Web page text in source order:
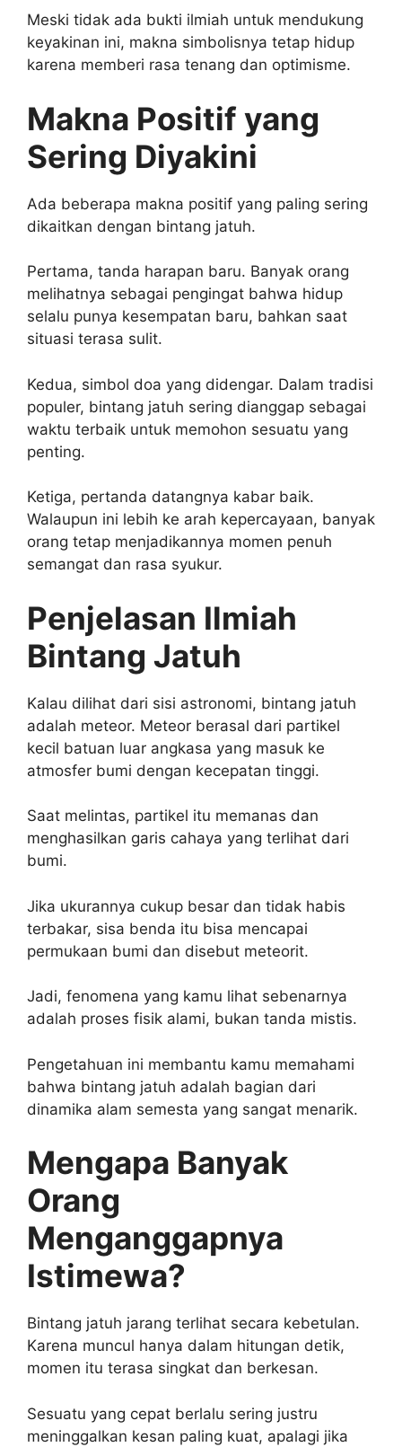
Meski tidak ada bukti ilmiah untuk mendukung
keyakinan ini, makna simbolisnya tetap hidup
karena memberi rasa tenang dan optimisme.
Makna Positif yang
Sering Diyakini
Ada beberapa makna positif yang paling sering
dikaitkan dengan bintang jatuh.
Pertama, tanda harapan baru. Banyak orang
melihatnya sebagai pengingat bahwa hidup
selalu punya kesempatan baru, bahkan saat
situasi terasa sulit.
Kedua, simbol doa yang didengar. Dalam tradisi
populer, bintang jatuh sering dianggap sebagai
waktu terbaik untuk memohon sesuatu yang
penting.
Ketiga, pertanda datangnya kabar baik.
Walaupun ini lebih ke arah kepercayaan, banyak
orang tetap menjadikannya momen penuh
semangat dan rasa syukur.
Penjelasan Ilmiah
Bintang Jatuh
Kalau dilihat dari sisi astronomi, bintang jatuh
adalah meteor. Meteor berasal dari partikel
kecil batuan luar angkasa yang masuk ke
atmosfer bumi dengan kecepatan tinggi.
Saat melintas, partikel itu memanas dan
menghasilkan garis cahaya yang terlihat dari
bumi.
Jika ukurannya cukup besar dan tidak habis
terbakar, sisa benda itu bisa mencapai
permukaan bumi dan disebut meteorit.
Jadi, fenomena yang kamu lihat sebenarnya
adalah proses fisik alami, bukan tanda mistis.
Pengetahuan ini membantu kamu memahami
bahwa bintang jatuh adalah bagian dari
dinamika alam semesta yang sangat menarik.
Mengapa Banyak
Orang
Menganggapnya
Istimewa?
Bintang jatuh jarang terlihat secara kebetulan.
Karena muncul hanya dalam hitungan detik,
momen itu terasa singkat dan berkesan.
Sesuatu yang cepat berlalu sering justru
meninggalkan kesan paling kuat, apalagi jika